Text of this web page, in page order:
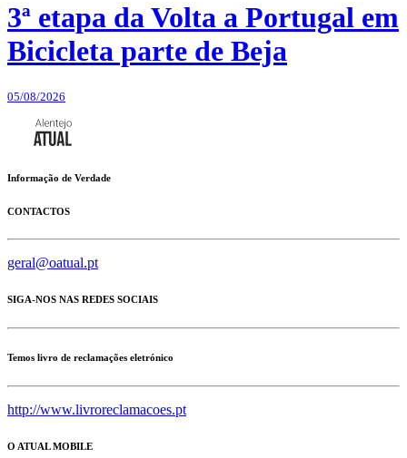
3ª etapa da Volta a Portugal em
Bicicleta parte de Beja
05/08/2026
Informação de Verdade
CONTACTOS
geral@oatual.pt
SIGA-NOS NAS REDES SOCIAIS
Temos livro de reclamações eletrónico
http://www.livroreclamacoes.pt
O ATUAL MOBILE